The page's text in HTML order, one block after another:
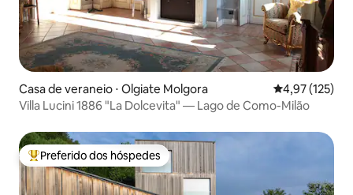
Casa de veraneio ⋅ Olgiate Molgora 4,97 de uma
4,97 (125)
Villa Lucini 1886 "La Dolcevita" — Lago de Como-Milão
Entre os melhores preferidos dos hóspedes
Preferido dos hóspedes